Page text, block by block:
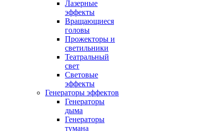
Лазерные
эффекты
Вращающиеся
головы
Прожекторы и
светильники
Театральный
свет
Световые
эффекты
Генераторы эффектов
Генераторы
дыма
Генераторы
тумана